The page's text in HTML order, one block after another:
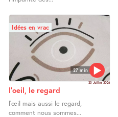
27 min
Idées en vrac
23 Juillet 2026
l’oeil, le regard
l’œil mais aussi le regard,
comment nous sommes...